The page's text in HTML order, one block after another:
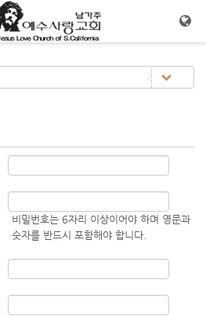
메뉴 건너뛰기
비밀번호는 6자리 이상이어야 하며 영문과
숫자를 반드시 포함해야 합니다.